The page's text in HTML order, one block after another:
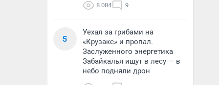
8 084 9
5
Уехал за грибами на
«Крузаке» и пропал.
Заслуженного энергетика
Забайкалья ищут в лесу — в
небо подняли дрон